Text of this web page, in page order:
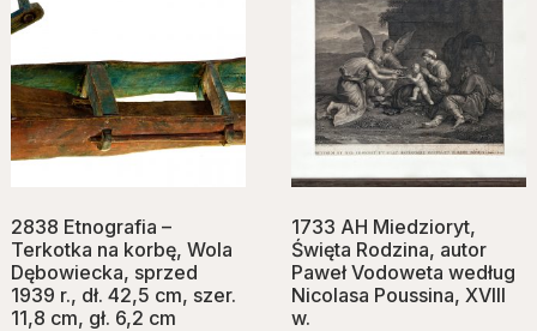
2838 Etnografia –
Terkotka na korbę, Wola
Dębowiecka, sprzed
1939 r., dł. 42,5 cm, szer.
11,8 cm, gł. 6,2 cm
1733 AH Miedzioryt,
Święta Rodzina, autor
Paweł Vodoweta według
Nicolasa Poussina, XVIII
w.